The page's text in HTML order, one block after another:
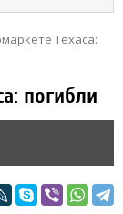
Техаса:
погибли